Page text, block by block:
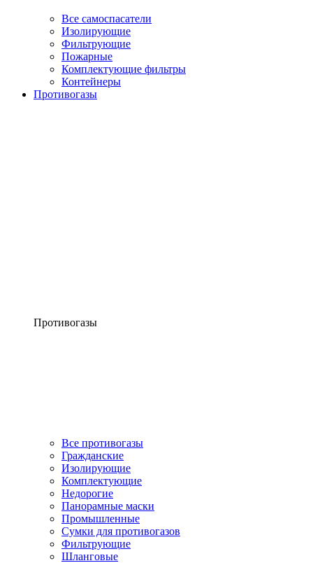
Все самоспасатели
Изолирующие
Фильтрующие
Пожарные
Комплектующие фильтры
Контейнеры
Противогазы
Противогазы
Все противогазы
Гражданские
Изолирующие
Комплектующие
Недорогие
Панорамные маски
Промышленные
Сумки для противогазов
Фильтрующие
Шланговые